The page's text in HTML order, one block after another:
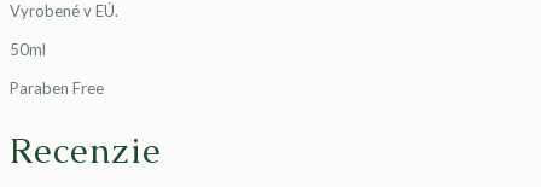
Vyrobené v EÚ.
50ml
Paraben Free
Recenzie